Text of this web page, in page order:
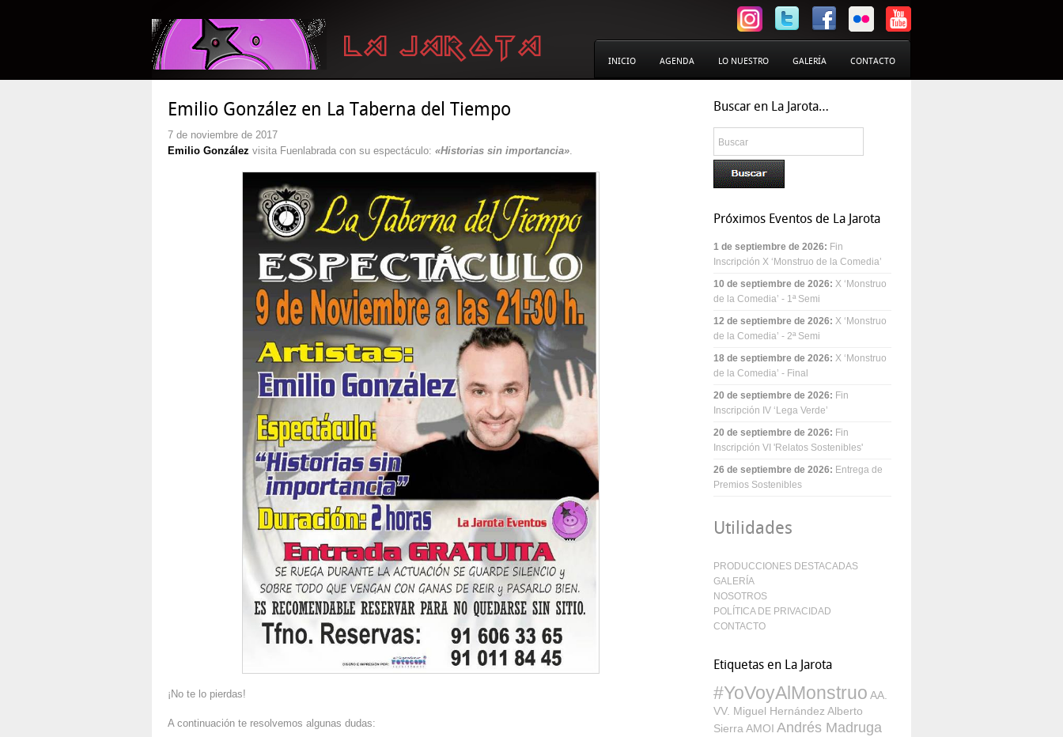
INICIO AGENDA LO NUESTRO GALERÍA CONTACTO
Emilio González en La Taberna del Tiempo
7 de noviembre de 2017
Emilio González visita Fuenlabrada con su espectáculo: «Historias sin importancia».
¡No te lo pierdas!
A continuación te resolvemos algunas dudas:
Buscar en La Jarota…
Próximos Eventos de La Jarota
1 de septiembre de 2026: Fin
Inscripción X ‘Monstruo de la Comedia’
10 de septiembre de 2026: X ‘Monstruo
de la Comedia’ - 1ª Semi
12 de septiembre de 2026: X ‘Monstruo
de la Comedia’ - 2ª Semi
18 de septiembre de 2026: X ‘Monstruo
de la Comedia’ - Final
20 de septiembre de 2026: Fin
Inscripción IV ‘Lega Verde’
20 de septiembre de 2026: Fin
Inscripción VI 'Relatos Sostenibles'
26 de septiembre de 2026: Entrega de
Premios Sostenibles
Utilidades
PRODUCCIONES DESTACADAS
GALERÍA
NOSOTROS
POLÍTICA DE PRIVACIDAD
CONTACTO
Etiquetas en La Jarota
#YoVoyAlMonstruo AA.
VV. Miguel Hernández Alberto
Sierra AMOI Andrés Madruga